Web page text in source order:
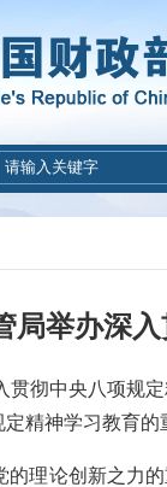
局举办深
中央八项规定
精神学习教育
论创新之力的